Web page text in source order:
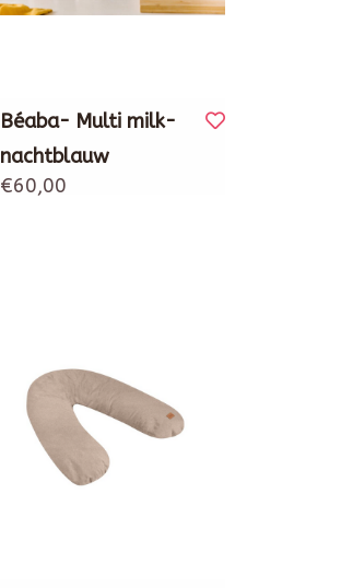
Béaba- Multi milk-
nachtblauw
€60,00